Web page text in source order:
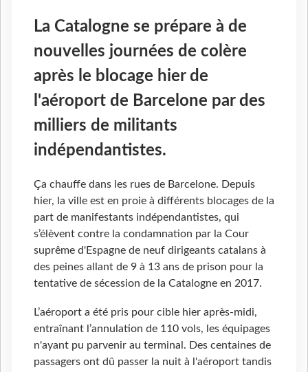
La Catalogne se prépare à de
nouvelles journées de colère
après le blocage hier de
l'aéroport de Barcelone par des
milliers de militants
indépendantistes.
Ça chauffe dans les rues de Barcelone. Depuis
hier, la ville est en proie à différents blocages de la
part de manifestants indépendantistes, qui
s’élèvent contre la condamnation par la Cour
suprême d'Espagne de neuf dirigeants catalans à
des peines allant de 9 à 13 ans de prison pour la
tentative de sécession de la Catalogne en 2017.
L’aéroport a été pris pour cible hier après-midi,
entraînant l’annulation de 110 vols, les équipages
n'ayant pu parvenir au terminal. Des centaines de
passagers ont dû passer la nuit à l'aéroport tandis